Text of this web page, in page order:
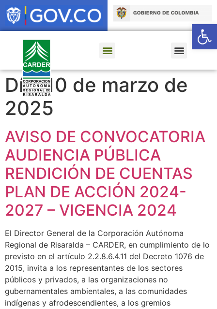
Día:10 de marzo de
2025
AVISO DE CONVOCATORIA
AUDIENCIA PÚBLICA
RENDICIÓN DE CUENTAS
PLAN DE ACCIÓN 2024-
2027 – VIGENCIA 2024
El Director General de la Corporación Autónoma
Regional de Risaralda – CARDER, en cumplimiento de lo
previsto en el artículo 2.2.8.6.4.11 del Decreto 1076 de
2015, invita a los representantes de los sectores
públicos y privados, a las organizaciones no
gubernamentales ambientales, a las comunidades
indígenas y afrodescendientes, a los gremios